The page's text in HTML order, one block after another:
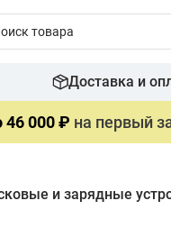
Доставка и
46 000 ₽ на первый
и зарядные